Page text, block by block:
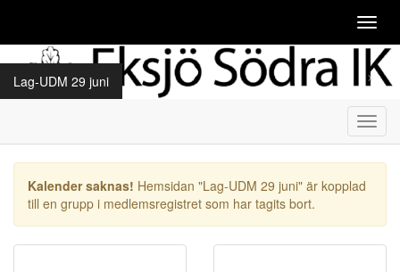
Lag-UDM 29 juni
Kalender saknas! Hemsidan "Lag-UDM 29 juni" är kopplad
till en grupp i medlemsregistret som har tagits bort.